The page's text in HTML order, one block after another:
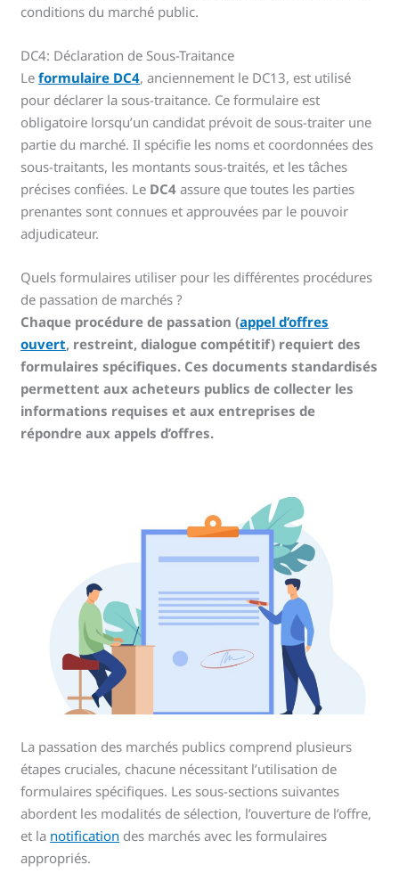
conditions du marché public.
DC4: Déclaration de Sous-Traitance
Leformulaire DC4, anciennement le DC13, est utilisé
pour déclarer la sous-traitance. Ce formulaire est
obligatoire lorsqu’un candidat prévoit de sous-traiter une
partie du marché. Il spécifie les noms et coordonnées des
sous-traitants, les montants sous-traités, et les tâches
précises confiées. Le DC4 assure que toutes les parties
prenantes sont connues et approuvées par le pouvoir
adjudicateur.
Quels formulaires utiliser pour les différentes procédures
de passation de marchés ?
Chaque procédure de passation (appel d’offres
ouvert, restreint, dialogue compétitif) requiert des
formulaires spécifiques. Ces documents standardisés
permettent aux acheteurs publics de collecter les
informations requises et aux entreprises de
répondre aux appels d’offres.
La passation des marchés publics comprend plusieurs
étapes cruciales, chacune nécessitant l’utilisation de
formulaires spécifiques. Les sous-sections suivantes
abordent les modalités de sélection, l’ouverture de l’offre,
et la notification des marchés avec les formulaires
appropriés.